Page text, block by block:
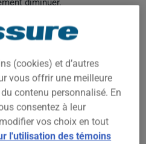
diminuer.
pour votre véhicule NISSAN
que jamais de comparer les
(cookies) et d’autres
vous offrir une meilleure
contenu personnalisé. En
consentez à leur
vos choix en tout
l'utilisation des témoins